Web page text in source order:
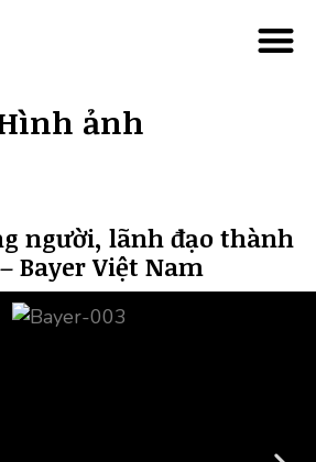
ảnh
người, lãnh đạo thành
Bayer Việt Nam